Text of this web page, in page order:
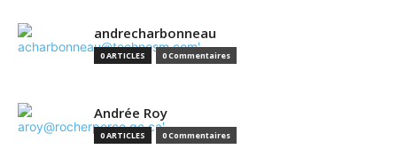
andrecharbonneau
0 ARTICLES 0 Commentaires
Andrée Roy
0 ARTICLES 0 Commentaires